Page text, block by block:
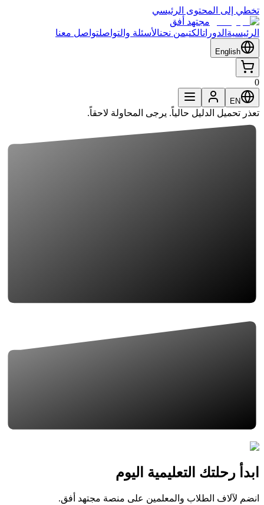
تخطي إلى المحتوى الرئيسي
مجتهد أفق
الرئيسية الدوراتالكتبمن نحنالأسئلة والتواصلتواصل معنا
English
0
EN
تعذر تحميل الدليل حالياً. يرجى المحاولة لاحقاً.
ابدأ رحلتك التعليمية اليوم
انضم لآلاف الطلاب والمعلمين على منصة مجتهد أفق.